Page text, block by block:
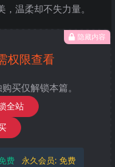
温柔却不失力量。
隐藏内容
权限查看
买仅解锁本篇。
全站
费 永久会员: 免费